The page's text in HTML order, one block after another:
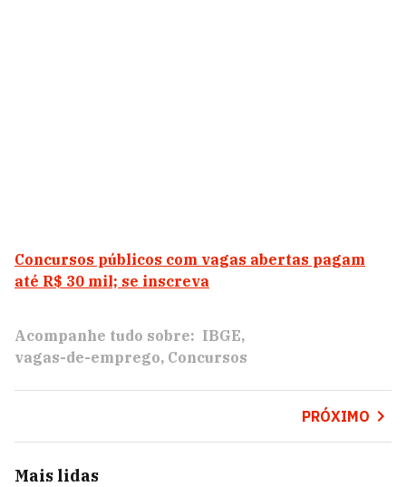
Concursos públicos com vagas abertas pagam
até R$ 30 mil; se inscreva
Acompanhe tudo sobre: IBGE
vagas-de-emprego Concursos
PRÓXIMO
Mais lidas